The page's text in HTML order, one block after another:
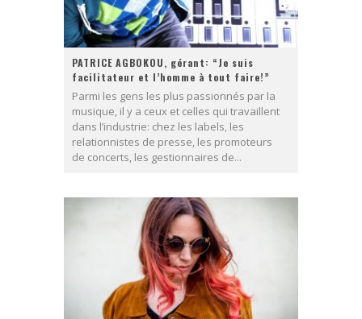
PATRICE AGBOKOU, gérant: “Je suis
facilitateur et l’homme à tout faire!”
Parmi les gens les plus passionnés par la
musique, il y a ceux et celles qui travaillent
dans l’industrie: chez les labels, les
relationnistes de presse, les promoteurs
de concerts, les gestionnaires de...